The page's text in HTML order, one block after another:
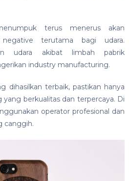
terus menerus akan
terutama bagi udara.
udara akibat limbah pabrik
industry manufacturing.
dihasilkan terbaik, pastikan hanya
berkualitas dan terpercaya. Di
operator profesional dan
canggih.